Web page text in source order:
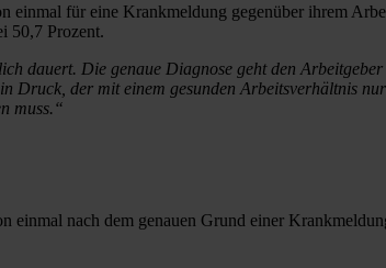
einmal für eine Krankmeldung gegenüber ihrem
50,7 Prozent.
dauert. Die genaue Diagnose geht den
Druck, der mit einem gesunden Arbeitsverhältnis
muss.“
nach dem genauen Grund einer